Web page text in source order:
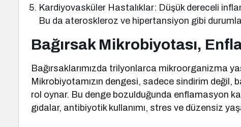
Kardiyovasküler Hastalıklar: Düşük dereceli
Bu da ateroskleroz ve hipertansiyon gibi
Bağırsak Mikrobiyotası,
Bağırsaklarımızda trilyonlarca mikroorganizma
Mikrobiyotamızın dengesi, sadece sindirim değil,
rol oynar. Bu denge bozulduğunda enflamasyon
gıdalar, antibiyotik kullanımı, stres ve düzensiz